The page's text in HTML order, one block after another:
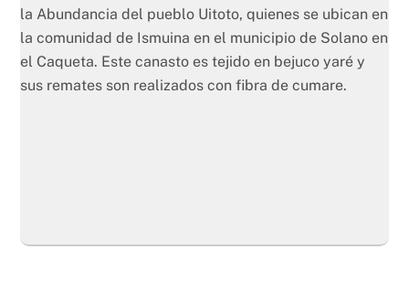
la Abundancia del pueblo Uitoto, quienes se ubican en
la comunidad de Ismuina en el municipio de Solano en
el Caqueta. Este canasto es tejido en bejuco yaré y
sus remates son realizados con fibra de cumare.